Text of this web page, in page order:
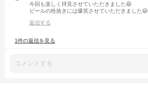
今回も楽しく拝見させていただきました😆
ビールの栓抜きには爆笑させていただきました😃
返信する
1件の返信を見る